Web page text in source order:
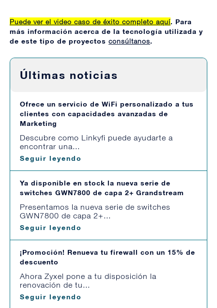
Puede ver el video caso de éxito completo aquí. Para
más información acerca de la tecnología utilizada y
de este tipo de proyectos consúltanos.
Últimas noticias
Ofrece un servicio de WiFi personalizado a tus
clientes con capacidades avanzadas de
Marketing
Descubre como Linkyfi puede ayudarte a
encontrar una...
Seguir leyendo
Ya disponible en stock la nueva serie de
switches GWN7800 de capa 2+ Grandstream
Presentamos la nueva serie de switches
GWN7800 de capa 2+...
Seguir leyendo
¡Promoción! Renueva tu firewall con un 15% de
descuento
Ahora Zyxel pone a tu disposición la
renovación de tu...
Seguir leyendo